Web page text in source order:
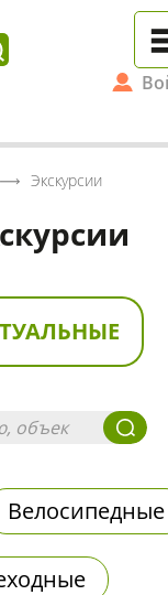
Экскурсии
Велосипедные